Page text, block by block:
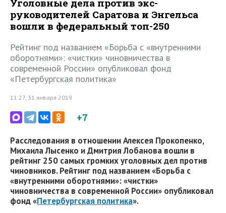
Уголовные дела против экс-
руководителей Саратова и Энгельса
вошли в федеральный топ-250
Рейтинг под названием «Борьба с «внутренними
оборотнями»: «чистки» чиновничества в
современной России» опубликовал фонд
«Петербургская политика»
11:27, 31 января 2019
+7
Расследования в отношении Алексея Прокопенко,
Михаила Лысенко и Дмитрия Лобанова вошли в
рейтинг 250 самых громких уголовных дел против
чиновников. Рейтинг под названием «Борьба с
«внутренними оборотнями»: «чистки»
чиновничества в современной России» опубликовал
фонд «Петербургская политика».